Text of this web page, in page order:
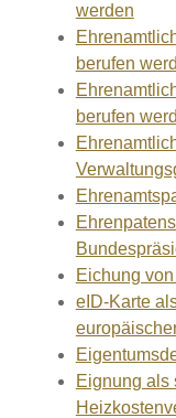
werden
berufen
berufen
Eichung
eID-Karte
Eignung als